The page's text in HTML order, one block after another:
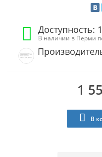
Доступность: 1
В наличии в Перми
1
В